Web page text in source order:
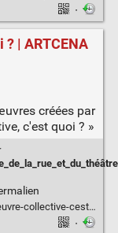
·
| ARTCENA
créées par
c'est quoi ? »
·
collective-cest-quoi
·